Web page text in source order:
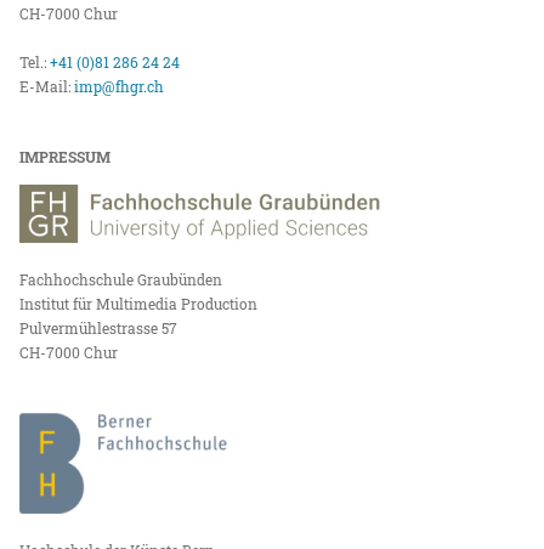
CH-7000 Chur
Tel.:+41 (0)81 286 24 24
E-Mail:imp@fhgr.ch
IMPRESSUM
Fachhochschule Graubünden
Institut für Multimedia Production
Pulvermühlestrasse 57
CH-7000 Chur